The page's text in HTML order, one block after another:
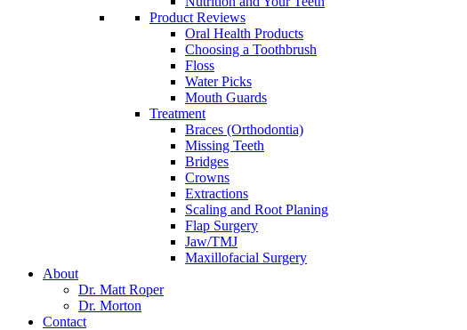
Product Reviews
Oral Health Products
Choosing a Toothbrush
Floss
Water Picks
Mouth Guards
Treatment
Braces (Orthodontia)
Missing Teeth
Bridges
Crowns
Extractions
Scaling and Root Planing
Flap Surgery
Jaw/TMJ
Maxillofacial Surgery
About
Dr. Matt Roper
Dr. Morton
Contact